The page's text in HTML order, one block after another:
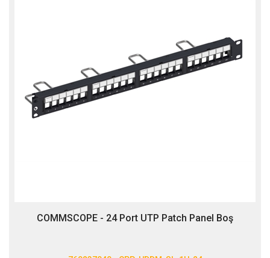
COMMSCOPE - 24 Port UTP Patch Panel Boş